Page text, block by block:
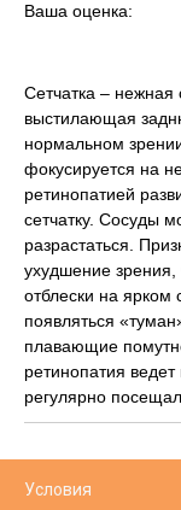
Ваша оценка:
Сетчатка – нежная
выстилающая
нормальном
фокусируется на
ретинопатией
сетчатку. Сосуды
разрастаться.
ухудшение зрения,
отблески на ярком
появляться
плавающие
ретинопатия
регулярно
Условия